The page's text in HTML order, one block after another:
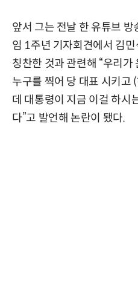
앞서 그는 전날 한 유튜브 방
임 1주년 기자회견에서 김
칭찬한 것과 관련해 “우리가
누구를 찍어 당 대표 시키고
데 대통령이 지금 이걸 하시
다”고 발언해 논란이 됐다.